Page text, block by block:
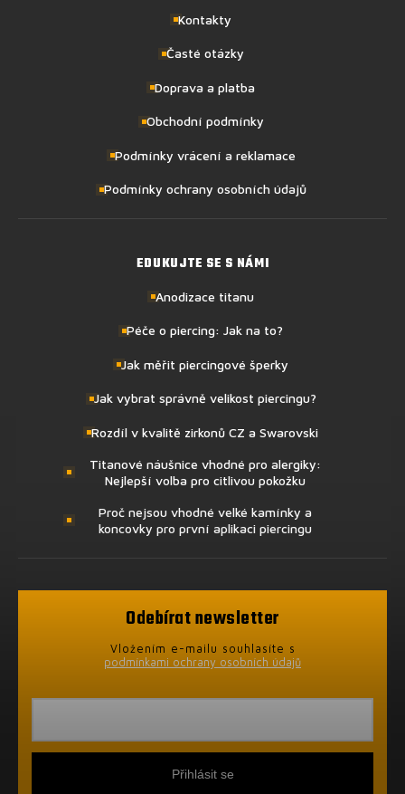
Kontakty
Časté otázky
Doprava a platba
Obchodní podmínky
Podmínky vrácení a reklamace
Podmínky ochrany osobních údajů
EDUKUJTE SE S NÁMI
Anodizace titanu
Péče o piercing: Jak na to?
Jak měřit piercingové šperky
Jak vybrat správně velikost piercingu?
Rozdíl v kvalitě zirkonů CZ a Swarovski
Titanové náušnice vhodné pro alergiky:
Nejlepší volba pro citlivou pokožku
Proč nejsou vhodné velké kamínky a
koncovky pro první aplikaci piercingu
Odebírat newsletter
Vložením e-mailu souhlasíte s
podmínkami ochrany osobních údajů
Přihlásit se